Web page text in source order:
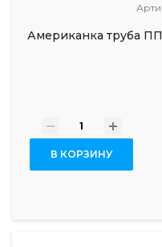
Американка труба
- +
В КОРЗИНУ